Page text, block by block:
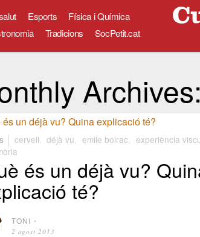
Esports
Física i Química
Tradicions SocPetit.cat
Archives:
cervell, déjà vu, emile boirac, experiència
és un déjà vu?
té?
TONI ⋅
2 agost 2013